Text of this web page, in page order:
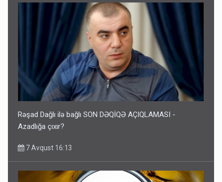
Rəşad Dağlı ilə bağlı SON DƏQİQƏ AÇIQLAMASI -
Azadlığa çıxır?
7 Avqust 16:13